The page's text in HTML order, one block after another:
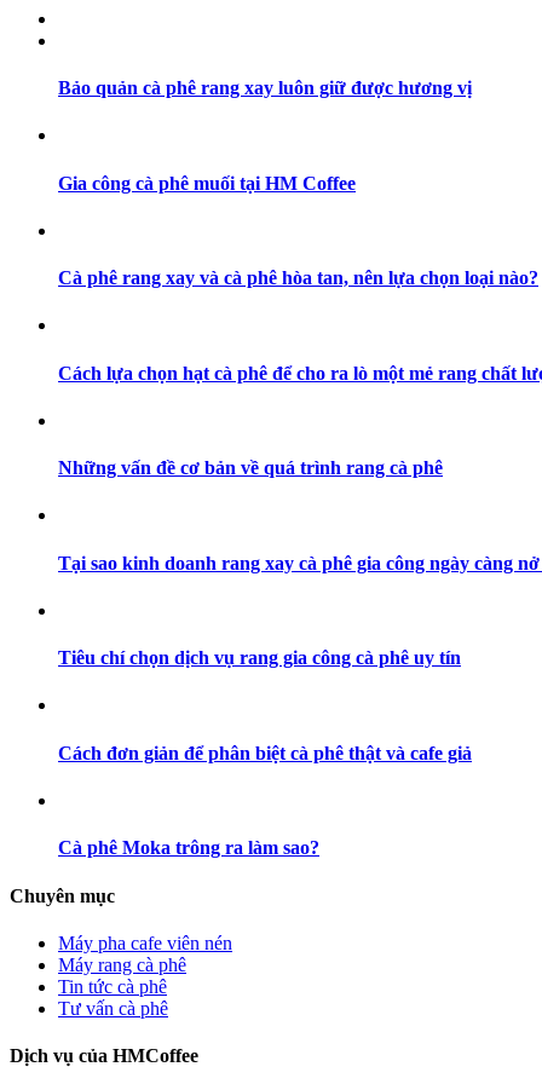
Bảo quản cà phê rang xay luôn giữ được hương vị
Gia công cà phê muối tại HM Coffee
Cà phê rang xay và cà phê hòa tan, nên lựa chọn loại nào?
Cách lựa chọn hạt cà phê để cho ra lò một mẻ rang chất
Những vấn đề cơ bản về quá trình rang cà phê
Tại sao kinh doanh rang xay cà phê gia công ngày càng
Tiêu chí chọn dịch vụ rang gia công cà phê uy tín
Cách đơn giản để phân biệt cà phê thật và cafe giả
Cà phê Moka trông ra làm sao?
Chuyên mục
Máy pha cafe viên nén
Máy rang cà phê
Tin tức cà phê
Tư vấn cà phê
Dịch vụ của HMCoffee